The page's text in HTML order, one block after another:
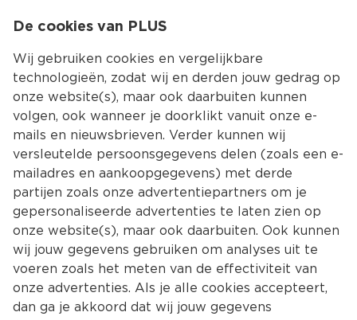
Kies jouw
De cookies van PLUS
Wij gebruiken cookies en vergelijkbare
technologieën, zodat wij en derden jouw gedrag op
onze website(s), maar ook daarbuiten kunnen
volgen, ook wanneer je doorklikt vanuit onze e-
mails en nieuwsbrieven. Verder kunnen wij
versleutelde persoonsgegevens delen (zoals een e-
mailadres en aankoopgegevens) met derde
partijen zoals onze advertentiepartners om je
gepersonaliseerde advertenties te laten zien op
onze website(s), maar ook daarbuiten. Ook kunnen
wij jouw gegevens gebruiken om analyses uit te
voeren zoals het meten van de effectiviteit van
onze advertenties. Als je alle cookies accepteert,
dan ga je akkoord dat wij jouw gegevens